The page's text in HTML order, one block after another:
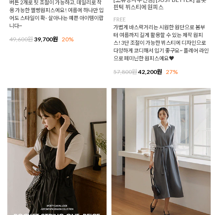
버튼 2개로 핏 조절이 가능하고, 데일리로 착
용 가능한 멜빵원피스에요! 여름에 하나만 입
어도 스타일이 확- 살아나는 예쁜 아이템이랍
니다~
49,600원39,700원 20%
핀턱 뷔스티에 원피스
FREE
가볍게 바스락거리는 시원한 원단으로 봄부
터 여름까지 길게 활용할 수 있는 제작 원피
스! 3단 조절이 가능한 뷔스티에 디자인으로
다양하게 코디해서 입기 좋구요~ 플레어 라인
으로 페미닌한 원피스예요♥
57,800원42,200원 27%